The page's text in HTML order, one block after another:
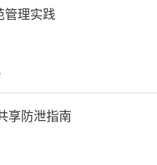
管理实践
享防泄指南